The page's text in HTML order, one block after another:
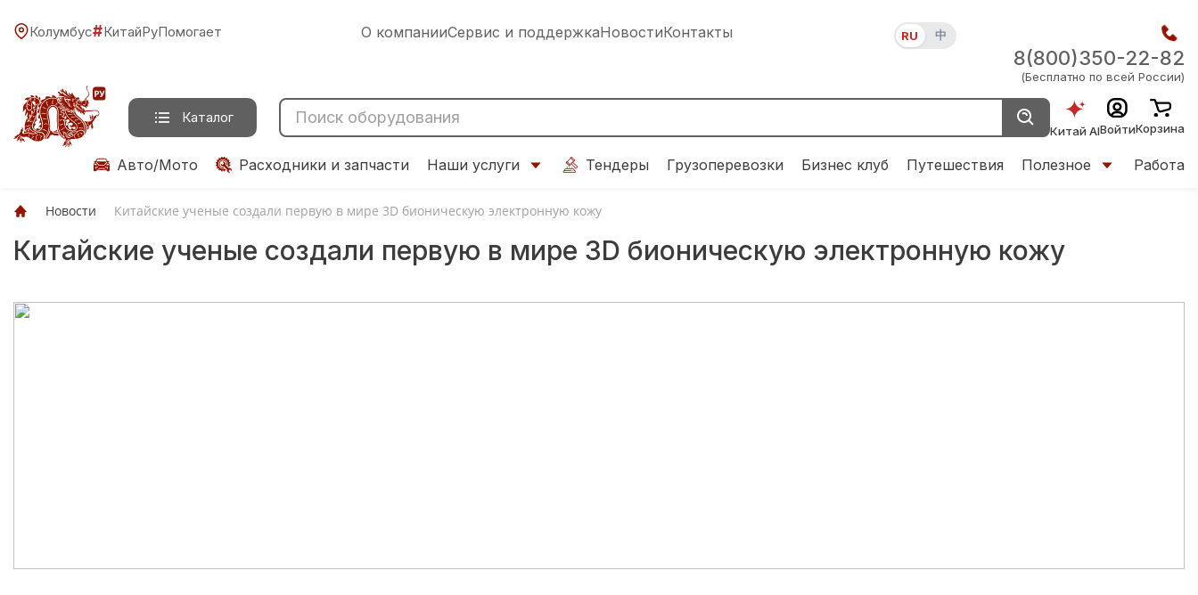
Колумбус#КитайРуПомогает О компанииСервис и поддержкаНовостиКонтакты RU 中
8(800)350-22-82
(Бесплатно по всей России)
Каталог
Китай AIВойтиКорзина
Авто/Мото Расходники и запчасти Наши услуги Тендеры Грузоперевозки Бизнес клуб Путешествия Полезное Работа
Новости Китайские ученые создали первую в мире 3D бионическую электронную кожу
Китайские ученые создали первую в мире 3D бионическую электронную кожу